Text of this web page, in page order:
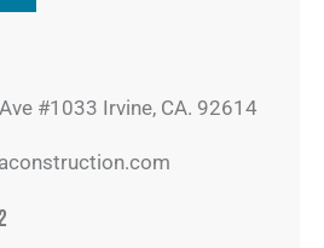
#1033 Irvine, CA. 92614